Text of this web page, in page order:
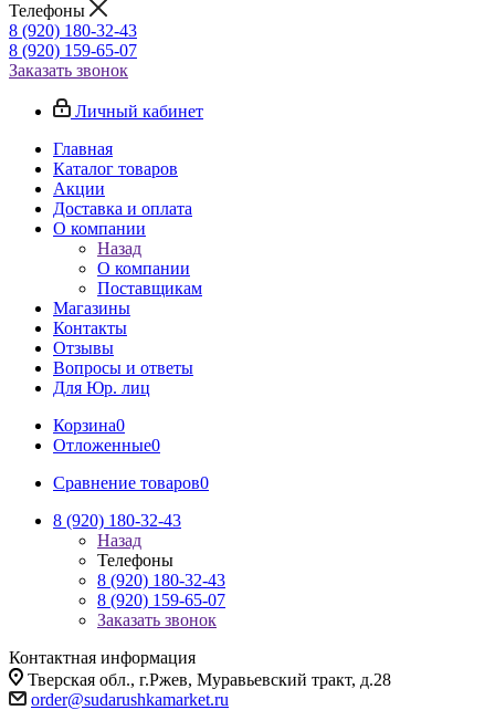
Телефоны
8 (920) 180-32-43
8 (920) 159-65-07
Заказать звонок
Личный кабинет
Главная
Каталог товаров
Акции
Доставка и оплата
О компании
Назад
О компании
Поставщикам
Магазины
Контакты
Отзывы
Вопросы и ответы
Для Юр. лиц
Корзина0
Отложенные0
Сравнение товаров0
8 (920) 180-32-43
Назад
Телефоны
8 (920) 180-32-43
8 (920) 159-65-07
Заказать звонок
Контактная информация
Тверская обл., г.Ржев, Муравьевский тракт, д.28
order@sudarushkamarket.ru